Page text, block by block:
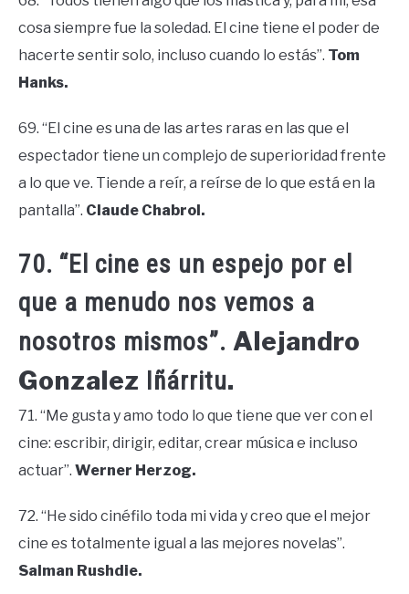
cosa siempre fue la soledad. El cine tiene el poder de
hacerte sentir solo, incluso cuando lo estás”. Tom
Hanks.
69. “El cine es una de las artes raras en las que el
espectador tiene un complejo de superioridad frente
a lo que ve. Tiende a reír, a reírse de lo que está en la
pantalla”. Claude Chabrol.
70. “El cine es un espejo por el
que a menudo nos vemos a
nosotros mismos”. Alejandro
Gonzalez Iñárritu.
71. “Me gusta y amo todo lo que tiene que ver con el
cine: escribir, dirigir, editar, crear música e incluso
actuar”. Werner Herzog.
72. “He sido cinéfilo toda mi vida y creo que el mejor
cine es totalmente igual a las mejores novelas”.
Salman Rushdie.